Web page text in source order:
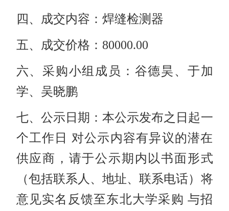
四、成交内容：焊缝检测器
五、成交价格：80000.00
六、采购小组成员：谷德昊、于加
学、吴晓鹏
七、公示日期：本公示发布之日起一
个工作日 对公示内容有异议的潜在
供应商，请于公示期内以书面形式
（包括联系人、地址、联系电话）将
意见实名反馈至东北大学采购 与招